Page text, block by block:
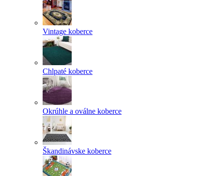
Vintage koberce
Chlpaté koberce
Okrúhle a oválne koberce
Škandinávske koberce